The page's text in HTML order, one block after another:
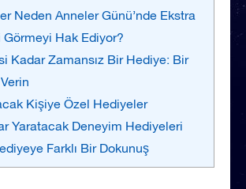
Neden Anneler Günü’nde Ekstra
Görmeyi Hak Ediyor?
Kadar Zamansız Bir Hediye: Bir
Kişiye Özel Hediyeler
Yaratacak Deneyim Hediyeleri
Farklı Bir Dokunuş